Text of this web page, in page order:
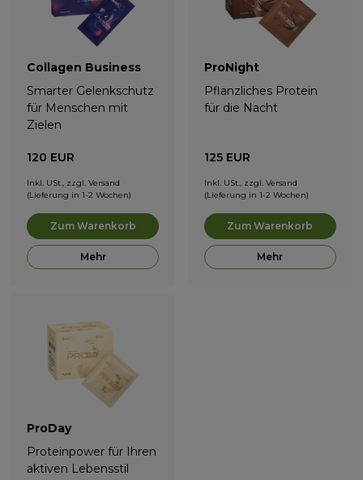
Collagen Business
Smarter Gelenkschutz
für Menschen mit
Zielen
120 EUR
Inkl. USt., zzgl. Versand
(Lieferung in 1-2 Wochen)
Zum Warenkorb
Mehr
ProNight
Pflanzliches Protein
für die Nacht
125 EUR
Inkl. USt., zzgl. Versand
(Lieferung in 1-2 Wochen)
Zum Warenkorb
Mehr
ProDay
Proteinpower für Ihren
aktiven Lebensstil